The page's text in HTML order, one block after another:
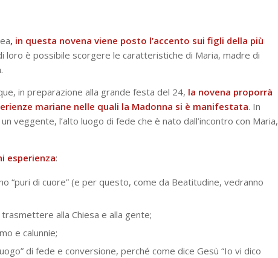
, in questa novena viene posto l’accento sui figli della più
loro è possibile scorgere le caratteristiche di Maria, madre di
in preparazione alla grande festa del 24, la novena proporrà
mariane nelle quali la Madonna si è manifestata. In
veggente, l’alto luogo di fede che è nato dall’incontro con Maria,
esperienza:
“puri di cuore” (e per questo, come da Beatitudine, vedranno
alla Chiesa e alla gente;
e calunnie;
di fede e conversione, perché come dice Gesù “Io vi dico